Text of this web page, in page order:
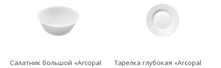
Салатник большой «Arcopal
Тарелка глубокая «Arcopal